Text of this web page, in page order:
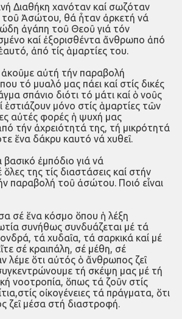
Διαθήκη χανόταν καί σωζόταν
Ἀσώτου, θά ἦταν ἀρκετή νά
ἀγάπη τοῦ Θεοῦ γιά τόν
καί ἐξορισθέντα ἄνθρωπο ἀπό
ἀπό τίς ἁμαρτίες του.
αὐτή τήν παραβολή
τό μυαλό μας πάει καί στίς δικές
σπάνιο διότι τό μάτι καί ὁ νοῦς
μόνο στίς ἁμαρτίες τῶν
αὐτές φορές ἡ ψυχή μας
τήν ἀχρειότητά της, τή μικρότητά
ἕνα δάκρυ καυτό νά χυθεῖ.
ἐμπόδιο γιά νά
της τίς διαστάσεις καί στήν
παραβολή τοῦ ἀσώτου. Ποιό εἶναι
σέ ἕνα κόσμο ὅπου ἡ λέξη
συνήθως συνδυάζεται μέ τά
τά χυδαῖα, τά σαρκικά καί μέ
σέ κραιπάλη, σέ μέθη, σέ
λέμε ὅτι αὐτός ὁ ἄνθρωπος ζεῖ
τή σκέψη μας μέ τή
νοοτροπία, ὅπως τά ζοῦν στίς
οἰκογένειες τά πράγματα, ὅτι
ζεῖ μέσα στή διαστροφή.